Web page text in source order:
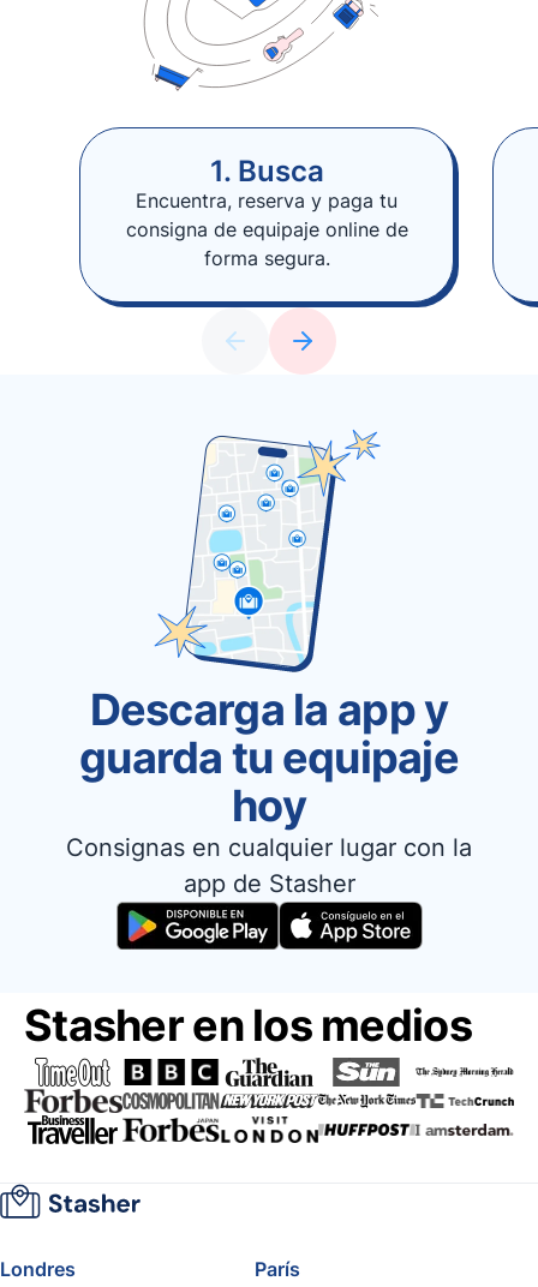
1. Busca
Encuentra, reserva y paga tu
consigna de equipaje online de
forma segura.
Descarga la app y
guarda tu equipaje
hoy
Consignas en cualquier lugar con la
app de Stasher
Stasher en los medios
Londres
París